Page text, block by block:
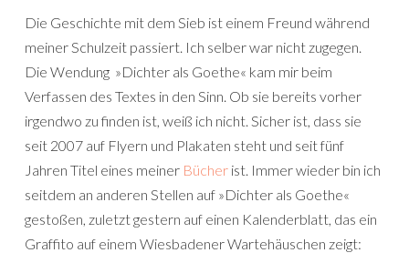
Die Geschichte mit dem Sieb ist einem Freund während
meiner Schulzeit passiert. Ich selber war nicht zugegen.
Die Wendung »Dichter als Goethe« kam mir beim
Verfassen des Textes in den Sinn. Ob sie bereits vorher
irgendwo zu finden ist, weiß ich nicht. Sicher ist, dass sie
seit 2007 auf Flyern und Plakaten steht und seit fünf
Jahren Titel eines meiner Bücher ist. Immer wieder bin ich
seitdem an anderen Stellen auf »Dichter als Goethe«
gestoßen, zuletzt gestern auf einen Kalenderblatt, das ein
Graffito auf einem Wiesbadener Wartehäuschen zeigt: